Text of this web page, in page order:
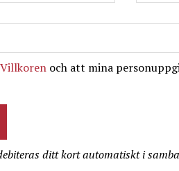
Villkoren och att mina
ditt kort automatiskt i